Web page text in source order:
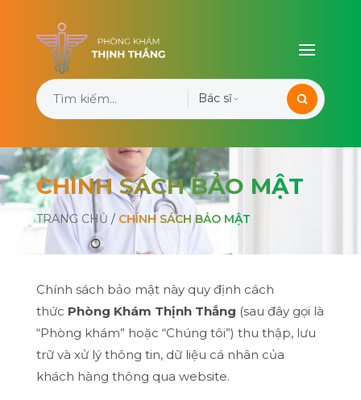
Bác sĩ
CHÍNH SÁCH BẢO MẬT
TRANG CHỦ / CHÍNH SÁCH BẢO MẬT
Chính sách bảo mật này quy định cách
thức Phòng Khám Thịnh Thắng (sau đây gọi là
“Phòng khám” hoặc “Chúng tôi”) thu thập, lưu
trữ và xử lý thông tin, dữ liệu cá nhân của
khách hàng thông qua website.